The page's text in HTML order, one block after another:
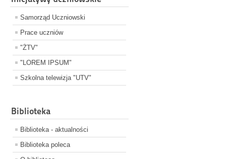
Samorząd Uczniowski
Prace uczniów
"ŻTV"
"LOREM IPSUM"
Szkolna telewizja "UTV"
Biblioteka
Biblioteka - aktualności
Biblioteka poleca